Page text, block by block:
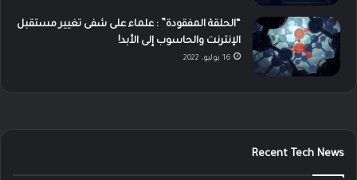
“الحلقة المفقودة” : علماء على شفى تغيير مستقبل
الإنترنت والحاسوب إلى الأبد!
16 يوليو، 2022
Recent Tech News